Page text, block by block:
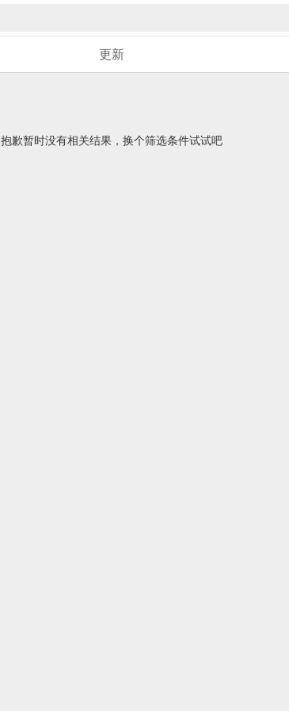
更新
抱歉暂时没有相关结果，换个筛选条件试试吧